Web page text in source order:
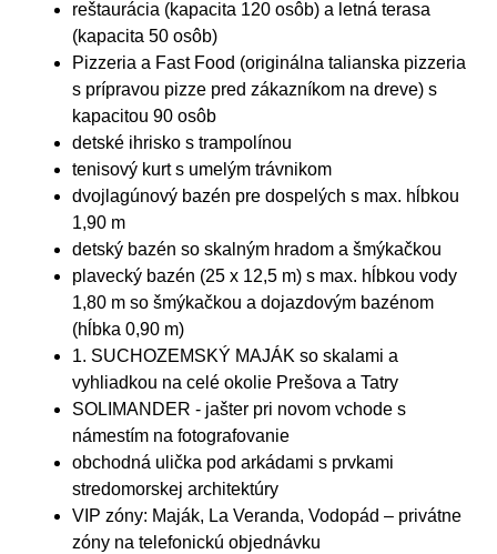
reštaurácia (kapacita 120 osôb) a letná terasa
(kapacita 50 osôb)
Pizzeria a Fast Food (originálna talianska pizzeria
s prípravou pizze pred zákazníkom na dreve) s
kapacitou 90 osôb
detské ihrisko s trampolínou
tenisový kurt s umelým trávnikom
dvojlagúnový bazén pre dospelých s max. hĺbkou
1,90 m
detský bazén so skalným hradom a šmýkačkou
plavecký bazén (25 x 12,5 m) s max. hĺbkou vody
1,80 m so šmýkačkou a dojazdovým bazénom
(hĺbka 0,90 m)
1. SUCHOZEMSKÝ MAJÁK so skalami a
vyhliadkou na celé okolie Prešova a Tatry
SOLIMANDER - jašter pri novom vchode s
námestím na fotografovanie
obchodná ulička pod arkádami s prvkami
stredomorskej architektúry
VIP zóny: Maják, La Veranda, Vodopád – privátne
zóny na telefonickú objednávku